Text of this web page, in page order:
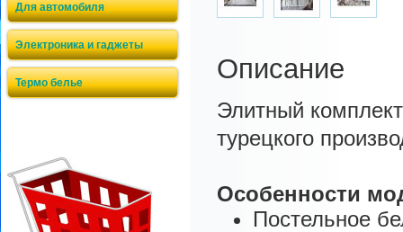
Для автомобиля
Электроника и гаджеты
Термо белье Описание
Элитный
турецкого
Особенности
Постельное